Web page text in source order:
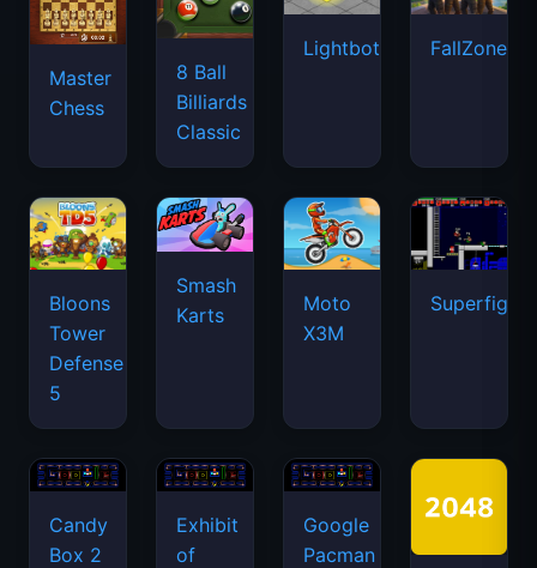
Master
Chess
8 Ball
Billiards
Classic
Lightbot FallZone.io
Bloons
Tower
Defense
5
Smash
Karts
Moto
X3M
Candy
Box 2
Exhibit
of
Google
Pacman